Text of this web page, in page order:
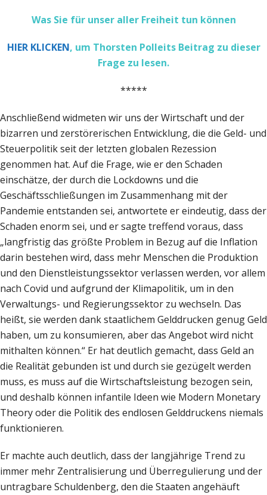
Was Sie für unser aller Freiheit tun können
HIER KLICKEN, um Thorsten Polleits Beitrag zu dieser
Frage zu lesen.
*****
Anschließend widmeten wir uns der Wirtschaft und der
bizarren und zerstörerischen Entwicklung, die die Geld- und
Steuerpolitik seit der letzten globalen Rezession
genommen hat. Auf die Frage, wie er den Schaden
einschätze, der durch die Lockdowns und die
Geschäftsschließungen im Zusammenhang mit der
Pandemie entstanden sei, antwortete er eindeutig, dass der
Schaden enorm sei, und er sagte treffend voraus, dass
„langfristig das größte Problem in Bezug auf die Inflation
darin bestehen wird, dass mehr Menschen die Produktion
und den Dienstleistungssektor verlassen werden, vor allem
nach Covid und aufgrund der Klimapolitik, um in den
Verwaltungs- und Regierungssektor zu wechseln. Das
heißt, sie werden dank staatlichem Gelddrucken genug Geld
haben, um zu konsumieren, aber das Angebot wird nicht
mithalten können.“ Er hat deutlich gemacht, dass Geld an
die Realität gebunden ist und durch sie gezügelt werden
muss, es muss auf die Wirtschaftsleistung bezogen sein,
und deshalb können infantile Ideen wie Modern Monetary
Theory oder die Politik des endlosen Gelddruckens niemals
funktionieren.
Er machte auch deutlich, dass der langjährige Trend zu
immer mehr Zentralisierung und Überregulierung und der
untragbare Schuldenberg, den die Staaten angehäuft